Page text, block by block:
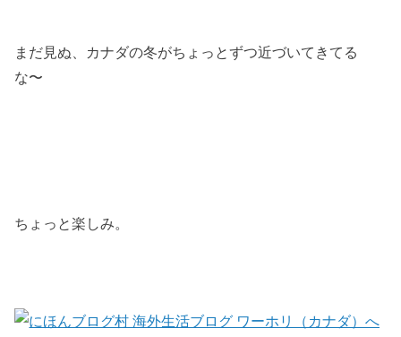
まだ見ぬ、カナダの冬がちょっとずつ近づいてきてる
な〜
ちょっと楽しみ。